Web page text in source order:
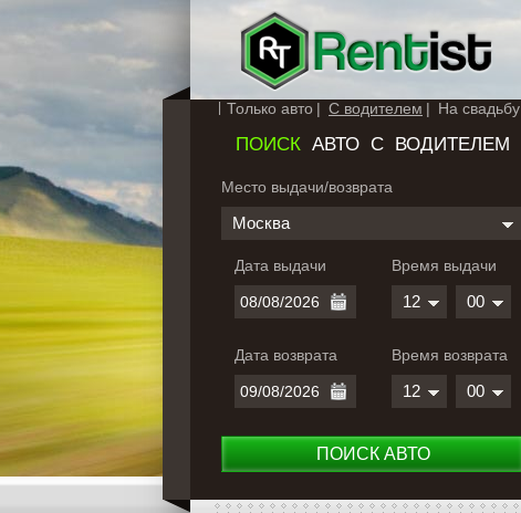
Только авто С водителем На свадьбу
ПОИСК АВТО С ВОДИТЕЛЕМ
Место выдачи/возврата
Москва
Дата выдачи
Дата возврата
Время выдачи
12 00
Время возврата
12 00
ПОИСК АВТО